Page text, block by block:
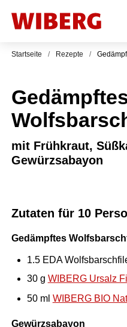
Startseite / Rezepte /
mit Frühkraut,
Gewürzsabayon
Zutaten für 10
Gedämpftes
1.5 EDA
30 g WIBERG Ursalz
50 ml WIBERG BIO
Gewürzsabayon